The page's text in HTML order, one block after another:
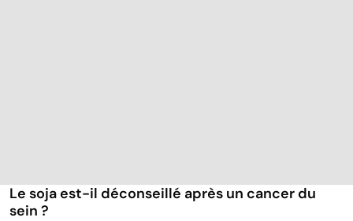
Le soja est-il déconseillé après un cancer du
sein ?